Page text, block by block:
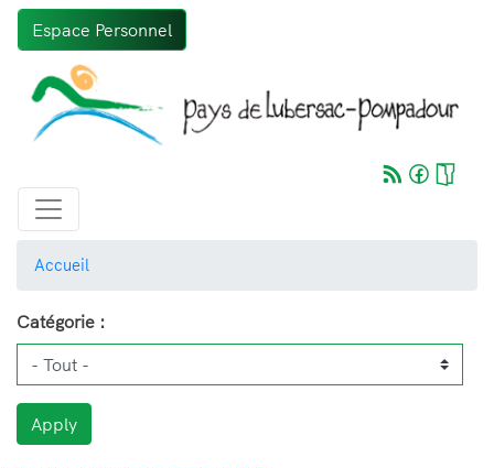
principal
Espace Personnel
Accueil
Catégorie :
Apply